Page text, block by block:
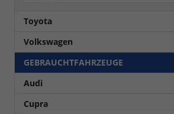
Toyota
Volkswagen
GEBRAUCHTFAHRZEUGE
Audi
Cupra